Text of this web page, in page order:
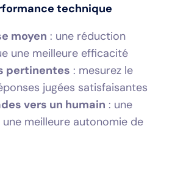
technique
moyen : une réduction
une meilleure efficacité
pertinentes : mesurez le
jugées satisfaisantes
vers un humain : une
meilleure autonomie de